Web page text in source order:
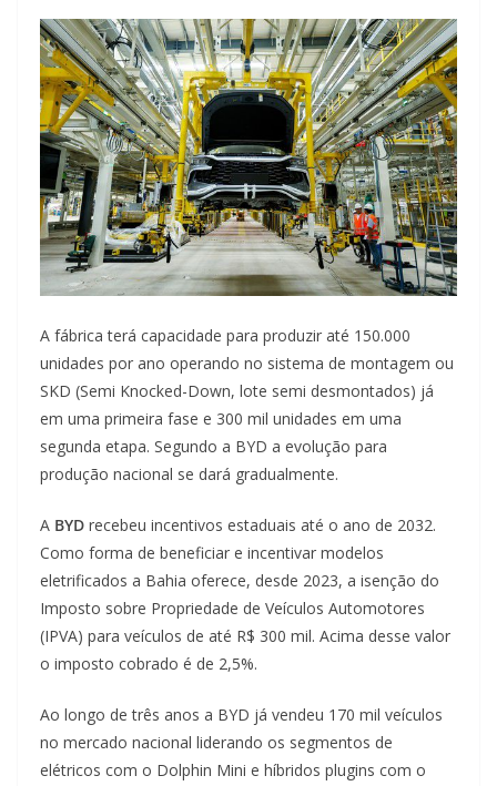
A fábrica terá capacidade para produzir até 150.000
unidades por ano operando no sistema de montagem ou
SKD (Semi Knocked-Down, lote semi desmontados) já
em uma primeira fase e 300 mil unidades em uma
segunda etapa. Segundo a BYD a evolução para
produção nacional se dará gradualmente.
A BYD recebeu incentivos estaduais até o ano de 2032.
Como forma de beneficiar e incentivar modelos
eletrificados a Bahia oferece, desde 2023, a isenção do
Imposto sobre Propriedade de Veículos Automotores
(IPVA) para veículos de até R$ 300 mil. Acima desse valor
o imposto cobrado é de 2,5%.
Ao longo de três anos a BYD já vendeu 170 mil veículos
no mercado nacional liderando os segmentos de
elétricos com o Dolphin Mini e híbridos plugins com o